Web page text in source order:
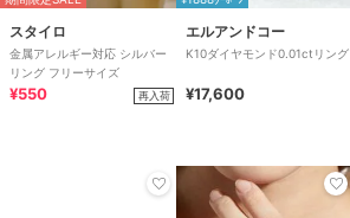
スタイロ
金属アレルギー対応 シルバー
リング フリーサイズ
¥550 再入荷
エルアンドコー
K10ダイヤモンド0.01ctリング
¥17,600